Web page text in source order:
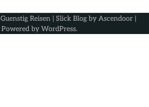
Guenstig Reisen | Slick Blog by Ascendoor |
Powered by WordPress.